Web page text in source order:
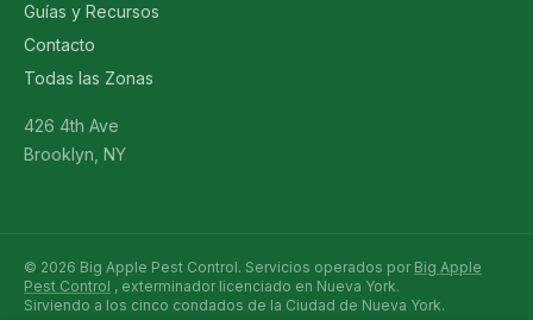
Guías y Recursos
Contacto
Todas las Zonas
426 4th Ave
Brooklyn, NY
© 2026 Big Apple Pest Control. Servicios operados por Big Apple
Pest Control , exterminador licenciado en Nueva York.
Sirviendo a los cinco condados de la Ciudad de Nueva York.